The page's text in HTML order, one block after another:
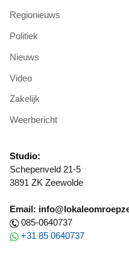
Regionieuws
Politiek
Nieuws
Video
Zakelijk
Weerbericht
Studio:
Schepenveld 21-5
3891 ZK Zeewolde
Email:
085-0640737
+31 85 0640737